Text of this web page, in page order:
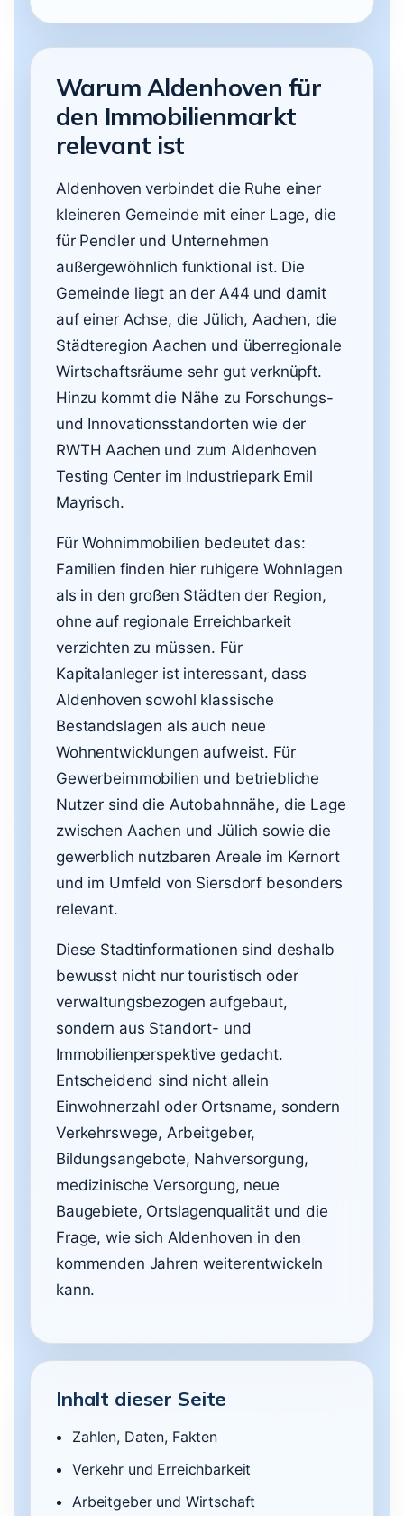
Warum Aldenhoven für
den Immobilienmarkt
relevant ist
Aldenhoven verbindet die Ruhe einer
kleineren Gemeinde mit einer Lage, die
für Pendler und Unternehmen
außergewöhnlich funktional ist. Die
Gemeinde liegt an der A44 und damit
auf einer Achse, die Jülich, Aachen, die
Städteregion Aachen und überregionale
Wirtschaftsräume sehr gut verknüpft.
Hinzu kommt die Nähe zu Forschungs-
und Innovationsstandorten wie der
RWTH Aachen und zum Aldenhoven
Testing Center im Industriepark Emil
Mayrisch.
Für Wohnimmobilien bedeutet das:
Familien finden hier ruhigere Wohnlagen
als in den großen Städten der Region,
ohne auf regionale Erreichbarkeit
verzichten zu müssen. Für
Kapitalanleger ist interessant, dass
Aldenhoven sowohl klassische
Bestandslagen als auch neue
Wohnentwicklungen aufweist. Für
Gewerbeimmobilien und betriebliche
Nutzer sind die Autobahnnähe, die Lage
zwischen Aachen und Jülich sowie die
gewerblich nutzbaren Areale im Kernort
und im Umfeld von Siersdorf besonders
relevant.
Diese Stadtinformationen sind deshalb
bewusst nicht nur touristisch oder
verwaltungsbezogen aufgebaut,
sondern aus Standort- und
Immobilienperspektive gedacht.
Entscheidend sind nicht allein
Einwohnerzahl oder Ortsname, sondern
Verkehrswege, Arbeitgeber,
Bildungsangebote, Nahversorgung,
medizinische Versorgung, neue
Baugebiete, Ortslagenqualität und die
Frage, wie sich Aldenhoven in den
kommenden Jahren weiterentwickeln
kann.
Inhalt dieser Seite
Zahlen, Daten, Fakten
Verkehr und Erreichbarkeit
Arbeitgeber und Wirtschaft